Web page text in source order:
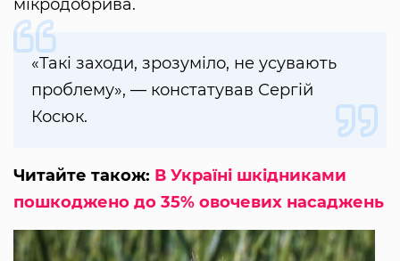
мікродобрива.
«Такі заходи, зрозуміло, не усувають
проблему», — констатував Сергій
Косюк.
Читайте також: В Україні шкідниками
пошкоджено до 35% овочевих насаджень